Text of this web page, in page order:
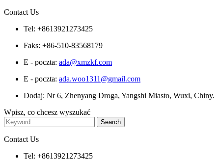
Contact Us
Tel: +8613921273425
Faks: +86-510-83568179
E - poczta: ada@xmzkf.com
E - poczta: ada.woo1311@gmail.com
Dodaj: Nr 6, Zhenyang Droga, Yangshi Miasto, Wuxi, Chiny.
Wpisz, co chcesz wyszukać
Contact Us
Tel: +8613921273425